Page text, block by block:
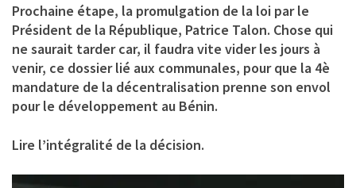
Prochaine étape, la promulgation de la loi par le
Président de la République, Patrice Talon. Chose qui
ne saurait tarder car, il faudra vite vider les jours à
venir, ce dossier lié aux communales, pour que la 4è
mandature de la décentralisation prenne son envol
pour le développement au Bénin.
Lire l’intégralité de la décision.